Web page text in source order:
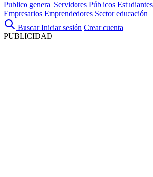
Publico general Servidores Públicos Estudiantes
Empresarios Emprendedores Sector educación
Buscar Iniciar sesión Crear cuenta
PUBLICIDAD